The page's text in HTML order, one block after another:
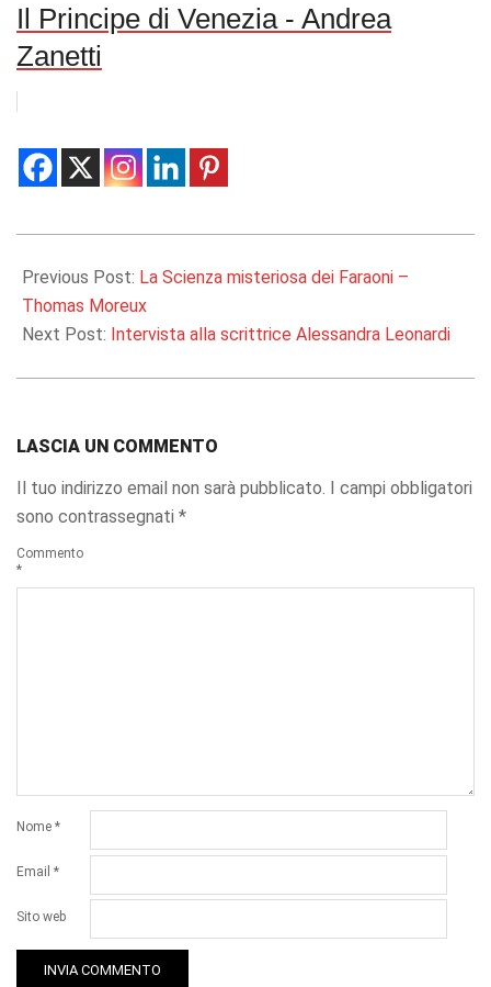
Il Principe di Venezia - Andrea
Zanetti
11-
25
Previous Post: La Scienza misteriosa dei Faraoni –
Thomas Moreux
Next Post: Intervista alla scrittrice Alessandra Leonardi
LASCIA UN COMMENTO
Il tuo indirizzo email non sarà pubblicato. I campi obbligatori
sono contrassegnati *
Commento
*
Nome *
Email *
Sito web